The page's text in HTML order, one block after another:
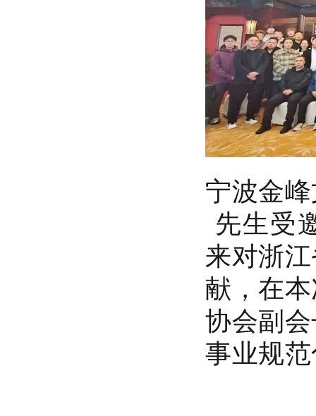
宁波金
先生受
来对浙
献，在
协会副
事业规